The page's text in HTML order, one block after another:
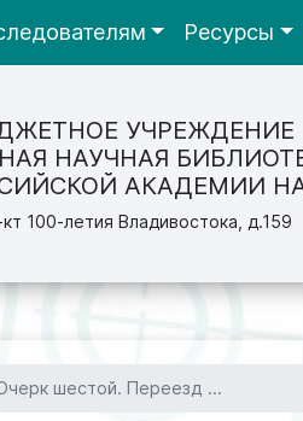
УЧРЕЖДЕНИЕ
НАУЧНАЯ
АКАДЕМИИ
100-летия Владивостока, д.159
Ресурсы
шестой. Переезд ...